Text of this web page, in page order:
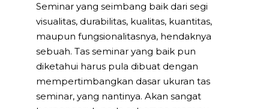
Seminar yang seimbang baik dari segi
visualitas, durabilitas, kualitas, kuantitas,
maupun fungsionalitasnya, hendaknya
sebuah. Tas seminar yang baik pun
diketahui harus pula dibuat dengan
mempertimbangkan dasar ukuran tas
seminar, yang nantinya. Akan sangat